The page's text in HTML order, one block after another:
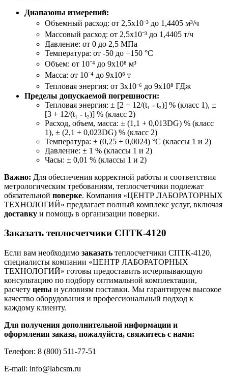
Диапазоны измерений:
Объемный расход: от 2,5х10⁻³ до 1,4405 м³/ч
Массовый расход: от 2,5х10⁻³ до 1,4405 т/ч
Давление: от 0 до 2,5 МПа
Температура: от -50 до +150 °С
Объем: от 10⁻⁴ до 9х10⁸ м³
Масса: от 10⁻⁴ до 9х10⁸ т
Тепловая энергия: от 3х10⁻⁶ до 9х10⁸ ГДж
Пределы допускаемой погрешности:
Тепловая энергия: ± [2 + 12/(t₁ - t₂)] % (класс 1), ±
[3 + 12/(t₁ - t₂)] % (класс 2)
Расход, объем, масса: ± (1,1 + 0,013DG) % (класс
1), ± (2,1 + 0,023DG) % (класс 2)
Температура: ± (0,25 + 0,0024) °С (классы 1 и 2)
Давление: ± 1 % (классы 1 и 2)
Часы: ± 0,01 % (классы 1 и 2)
Важно: Для обеспечения корректной работы и соответствия
метрологическим требованиям, теплосчетчики подлежат
обязательной поверке. Компания «ЦЕНТР ЛАБОРАТОРНЫХ
ТЕХНОЛОГИЙ» предлагает полный комплекс услуг, включая
доставку и помощь в организации поверки.
Заказать теплосчетчики СПТК-4120
Если вам необходимо заказать теплосчетчики СПТК-4120,
специалисты компании «ЦЕНТР ЛАБОРАТОРНЫХ
ТЕХНОЛОГИЙ» готовы предоставить исчерпывающую
консультацию по подбору оптимальной комплектации,
расчету цены и условиям поставки. Мы гарантируем высокое
качество оборудования и профессиональный подход к
каждому клиенту.
Для получения дополнительной информации и
оформления заказа, пожалуйста, свяжитесь с нами:
Телефон: 8 (800) 511-77-51
E-mail: info@labcsm.ru